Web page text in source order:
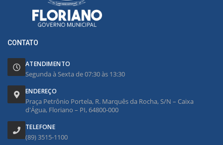
CONTATO
ATENDIMENTO
Segunda à Sexta de 07:30 às 13:30
ENDEREÇO
Praça Petrônio Portela, R. Marquês da Rocha, S/N – Caixa
d'Água, Floriano – PI, 64800-000
TELEFONE
(89) 3515-1100